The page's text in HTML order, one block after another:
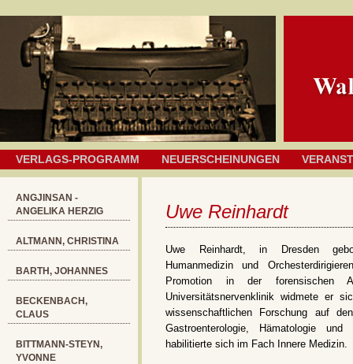
VERLAGS-PROGRAMM NEUERSCHEINUNGEN
ANGJINSAN -
ANGELIKA HERZIG
ALTMANN, CHRISTINA
BARTH, JOHANNES
BECKENBACH,
CLAUS
BITTMANN-STEYN,
YVONNE
Uwe Reinhardt
Uwe Reinhardt, in Dresden
Humanmedizin und
Promotion in der forensischen
Universitätsnervenklinik widmete er
wissenschaftlichen Forschung auf
Gastroenterologie, Hämatologie und
habilitierte sich im Fach Innere Medizin.